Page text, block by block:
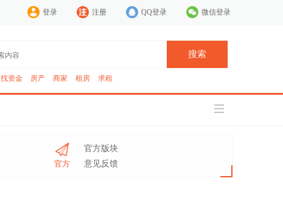
登录 注册 QQ登录 微信登录
搜索
找资金 房产 商家 租房 求租
官方
官方版块
意见反馈